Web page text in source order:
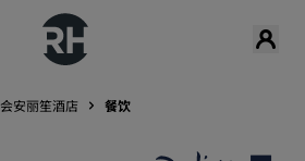
会安丽笙酒店 餐饮